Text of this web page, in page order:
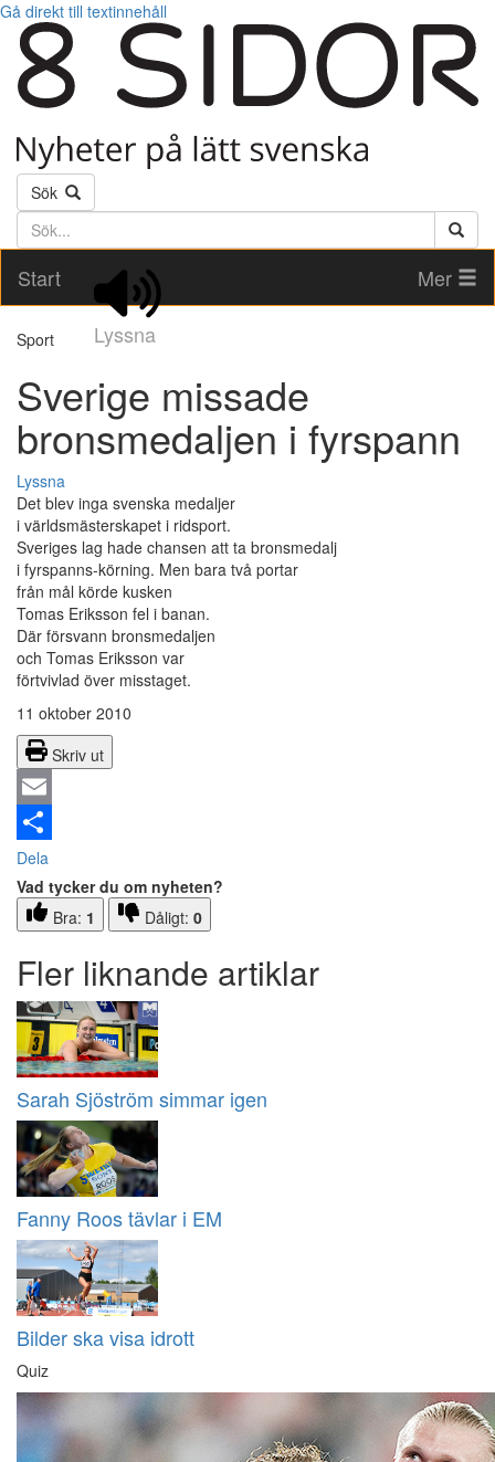
Gå direkt till textinnehåll
Sök
Söktext
Start
Lyssna
Mer
Sport
Sverige missade
bronsmedaljen i fyrspann
Lyssna
Det blev inga svenska medaljer
i världsmästerskapet i ridsport.
Sveriges lag hade chansen att ta bronsmedalj
i fyrspanns-körning. Men bara två portar
från mål körde kusken
Tomas Eriksson fel i banan.
Där försvann bronsmedaljen
och Tomas Eriksson var
förtvivlad över misstaget.
11 oktober 2010
Skriv ut
Email
Dela
Vad tycker du om nyheten?
Bra: 1 Dåligt: 0
Fler liknande artiklar
Sarah Sjöström simmar igen
Fanny Roos tävlar i EM
Bilder ska visa idrott
Quiz